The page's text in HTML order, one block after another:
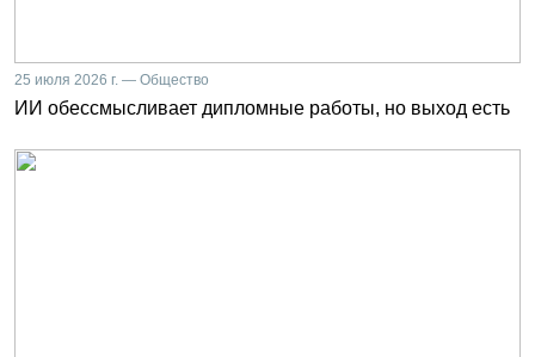
25 июля 2026 г. — Общество
ИИ обессмысливает дипломные работы, но выход есть